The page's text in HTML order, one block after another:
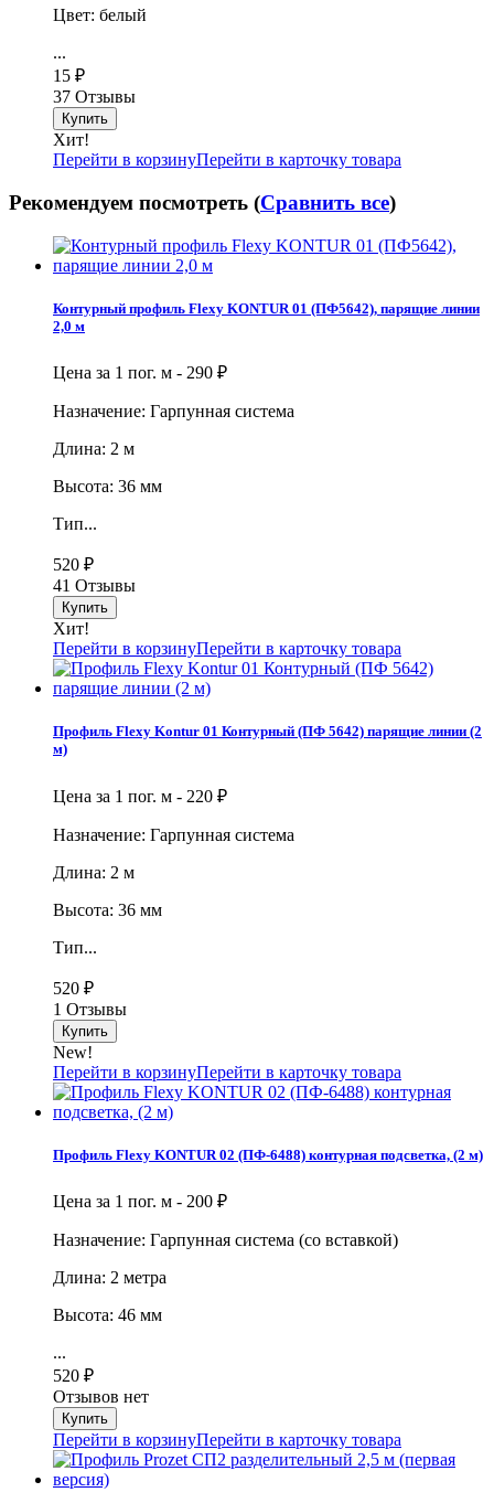
Цвет: белый
...
15 ₽
37 Отзывы
Хит!
Перейти в корзинуПерейти в карточку товара
Рекомендуем посмотреть (Сравнить все)
Контурный профиль Flexy KONTUR 01 (ПФ5642), парящие линии
2,0 м
Цена за 1 пог. м - 290 ₽
Назначение: Гарпунная система
Длина: 2 м
Высота: 36 мм
Тип...
520 ₽
41 Отзывы
Хит!
Перейти в корзинуПерейти в карточку товара
Профиль Flexy Kontur 01 Контурный (ПФ 5642) парящие линии (2
м)
Цена за 1 пог. м - 220 ₽
Назначение: Гарпунная система
Длина: 2 м
Высота: 36 мм
Тип...
520 ₽
1 Отзывы
New!
Перейти в корзинуПерейти в карточку товара
Профиль Flexy KONTUR 02 (ПФ-6488) контурная подсветка, (2 м)
Цена за 1 пог. м - 200 ₽
Назначение: Гарпунная система (со вставкой)
Длина: 2 метра
Высота: 46 мм
...
520 ₽
Отзывов нет
Перейти в корзинуПерейти в карточку товара